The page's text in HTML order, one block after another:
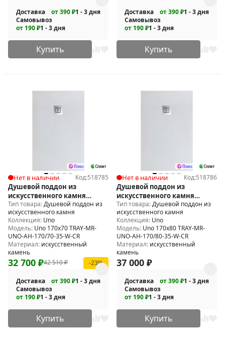
Доставка от 390 ₽1 - 3 дня
Самовывоз
от 190 ₽1 - 3 дня
Купить
Доставка от 390 ₽1 - 3 дня
Самовывоз
от 190 ₽1 - 3 дня
Купить
Нет в наличии Код:518785
Душевой поддон из
искусственного камня
BelBagno Uno 170x70 TRAY-
MR-UNO-AH-170/70-35-W-CR
Тип товара:Душевой поддон из
искусственного камня
Коллекция: Uno
Модель: Uno 170x70 TRAY-MR-
UNO-AH-170/70-35-W-CR
Материал: искусственный
камень
42 510₽
32 700 ₽ -23%
Доставка от 390 ₽1 - 3 дня
Самовывоз
от 190 ₽1 - 3 дня
Купить
Нет в наличии Код:518786
Душевой поддон из
искусственного камня
BelBagno Uno 170x80 TRAY-
MR-UNO-AH-170/80-35-W-CR
Тип товара:Душевой поддон из
искусственного камня
Коллекция: Uno
Модель: Uno 170x80 TRAY-MR-
UNO-AH-170/80-35-W-CR
Материал: искусственный
камень
37 000 ₽
Доставка от 390 ₽1 - 3 дня
Самовывоз
от 190 ₽1 - 3 дня
Купить